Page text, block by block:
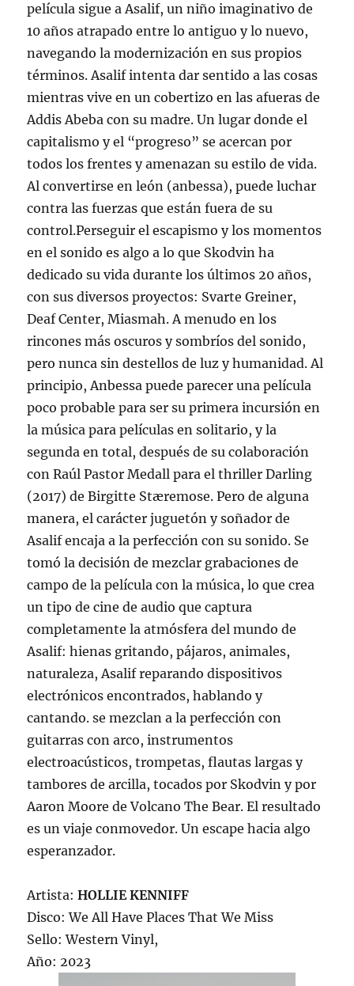
película sigue a Asalif, un niño imaginativo de
10 años atrapado entre lo antiguo y lo nuevo,
navegando la modernización en sus propios
términos. Asalif intenta dar sentido a las cosas
mientras vive en un cobertizo en las afueras de
Addis Abeba con su madre. Un lugar donde el
capitalismo y el “progreso” se acercan por
todos los frentes y amenazan su estilo de vida.
Al convertirse en león (anbessa), puede luchar
contra las fuerzas que están fuera de su
control.Perseguir el escapismo y los momentos
en el sonido es algo a lo que Skodvin ha
dedicado su vida durante los últimos 20 años,
con sus diversos proyectos: Svarte Greiner,
Deaf Center, Miasmah. A menudo en los
rincones más oscuros y sombríos del sonido,
pero nunca sin destellos de luz y humanidad. Al
principio, Anbessa puede parecer una película
poco probable para ser su primera incursión en
la música para películas en solitario, y la
segunda en total, después de su colaboración
con Raúl Pastor Medall para el thriller Darling
(2017) de Birgitte Stæremose. Pero de alguna
manera, el carácter juguetón y soñador de
Asalif encaja a la perfección con su sonido. Se
tomó la decisión de mezclar grabaciones de
campo de la película con la música, lo que crea
un tipo de cine de audio que captura
completamente la atmósfera del mundo de
Asalif: hienas gritando, pájaros, animales,
naturaleza, Asalif reparando dispositivos
electrónicos encontrados, hablando y
cantando. se mezclan a la perfección con
guitarras con arco, instrumentos
electroacústicos, trompetas, flautas largas y
tambores de arcilla, tocados por Skodvin y por
Aaron Moore de Volcano The Bear. El resultado
es un viaje conmovedor. Un escape hacia algo
esperanzador.
Artista:HOLLIE KENNIFF
Disco: We All Have Places That We Miss
Sello: Western Vinyl,
Año: 2023